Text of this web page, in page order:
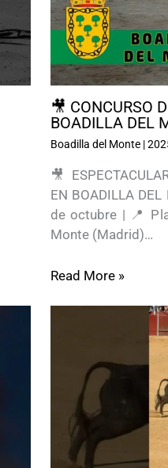
🎥 CONCURSO
BOADILLA DEL
Boadilla del Monte|
🎥
EN BOADILLA
de octubre | 📍
Monte (Madrid)…
Read More »